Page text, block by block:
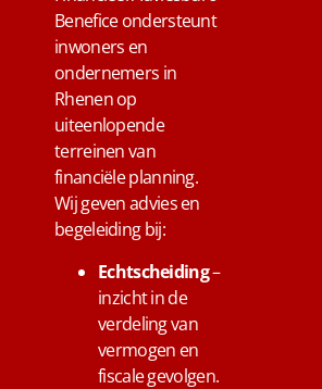
Benefice ondersteunt
inwoners en
ondernemers in
Rhenen op
uiteenlopende
terreinen van
financiële planning.
Wij geven advies en
begeleiding bij:
Echtscheiding–
inzicht in de
verdeling van
vermogen en
fiscale gevolgen.